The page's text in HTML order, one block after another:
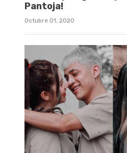
Pantoja!
Octubre 01, 2020